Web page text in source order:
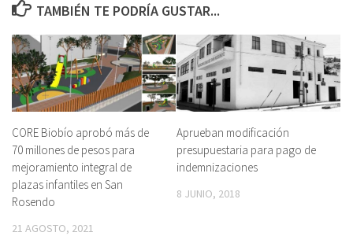
TAMBIÉN TE PODRÍA GUSTAR...
CORE Biobío aprobó más de
70 millones de pesos para
mejoramiento integral de
plazas infantiles en San
Rosendo
21 AGOSTO, 2021
Aprueban modificación
presupuestaria para pago de
indemnizaciones
8 JUNIO, 2018